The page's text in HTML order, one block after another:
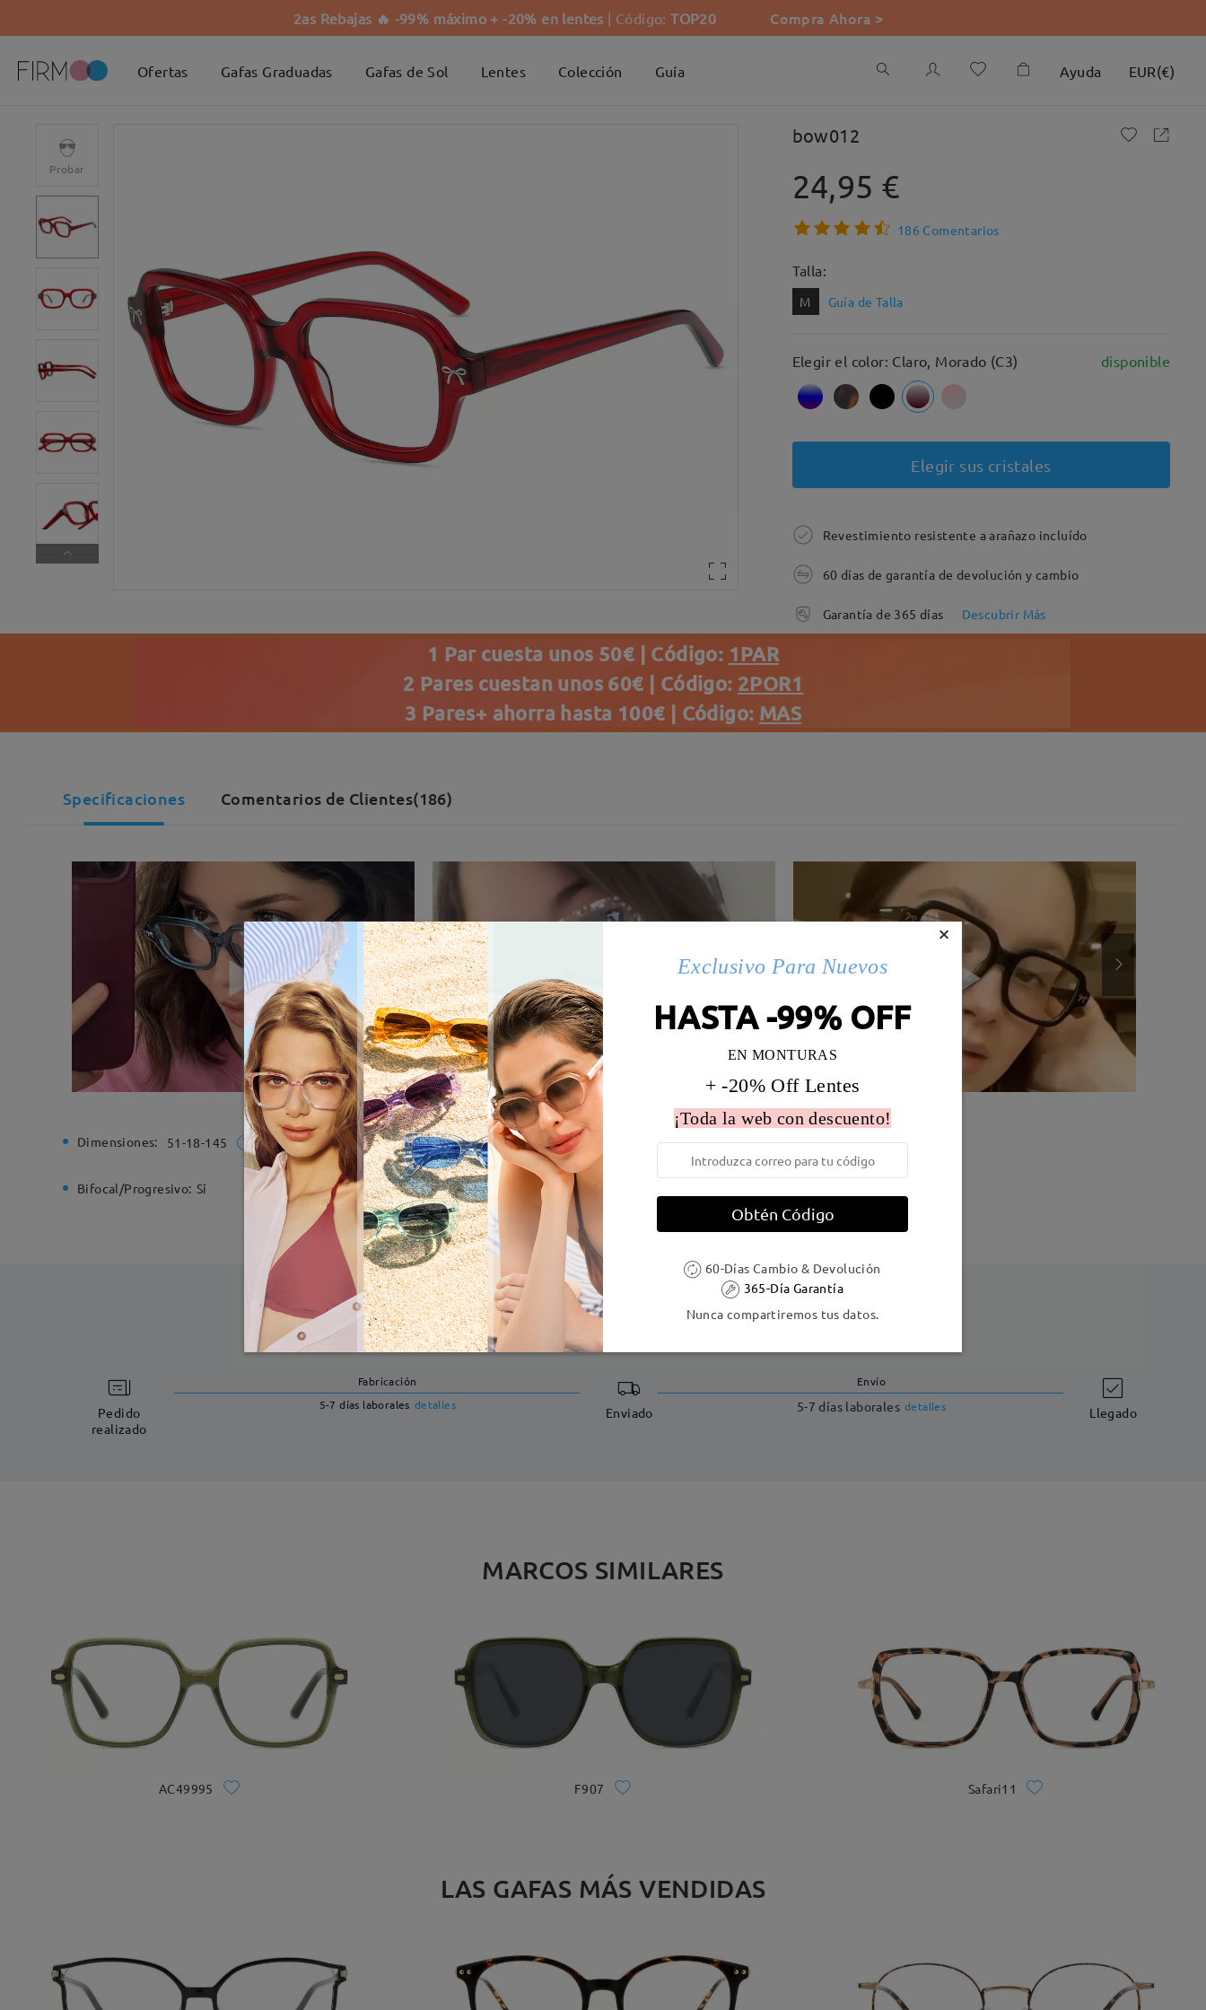
2as Rebajas 🔥 -99% máximo + -20% en lentes | Código:TOP20 Compra Ahora >
Ofertas Gafas Graduadas Gafas de Sol Lentes Colección Guía Ayuda EUR(€)
Probar
bow012
24,95 €
186 Comentarios
Talla:
M Guía de Talla
Elegir el color: Claro, Morado (C3) disponible
Elegir sus cristales
Revestimiento resistente a arañazo incluído
60 días de garantía de devolución y cambio
Garantía de 365 días Descubrir Más
1 Par cuesta unos 50€ | Código: 1PAR
2 Pares cuestan unos 60€ | Código: 2POR1
3 Pares+ ahorra hasta 100€ | Código: MAS
Specificaciones Comentarios de Clientes(186)
Dimensiones: 51-18-145 Ancho de la montura: 129 mm Medio) Diametro de lentes: 52 mm Peso:
Bifocal/Progresivo: Sí Bisagra de resorte: No
DELIVERY
Pedido
realizado
Fabricación
5-7 días laborales detalles Enviado
Envío
5-7 días laborales detalles Llegado
MARCOS SIMILARES
AC49995 F907 Safari11
LAS GAFAS MÁS VENDIDAS
×
Exclusivo Para Nuevos
HASTA -99% OFF
EN MONTURAS
+ -20% Off Lentes
¡Toda la web con descuento!
Obtén Código
60-Días Cambio & Devolución
365-Día Garantía
Nunca compartiremos tus datos.